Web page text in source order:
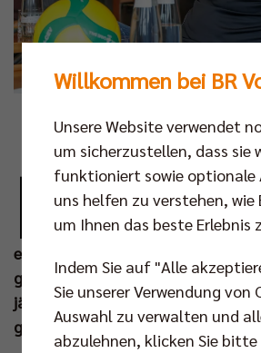
Fotos: Pressefoto
M it Andrea Anastasi
Recycling Volleys einen
renommiertesten
europäischen Volleyballs
groß war die mediale
jährige am Dienstag in Berlin
gesammelten Pressestimmen:
Willkommen bei BR
Unsere Website verwendet
um sicherzustellen, dass sie
funktioniert sowie optionale
uns helfen zu verstehen, wie
um Ihnen das beste Erlebnis
Indem Sie auf "Alle
Sie unserer Verwendung von
Auswahl zu verwalten und
abzulehnen, klicken Sie bitte